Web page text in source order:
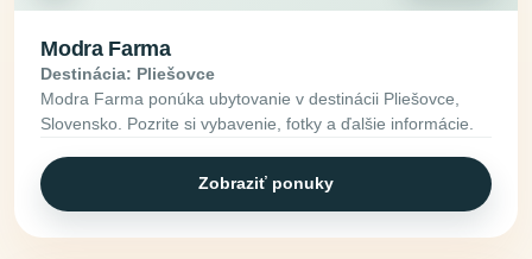
Modra Farma
Destinácia: Pliešovce
Modra Farma ponúka ubytovanie v destinácii Pliešovce,
Slovensko. Pozrite si vybavenie, fotky a ďalšie informácie.
Zobraziť ponuky